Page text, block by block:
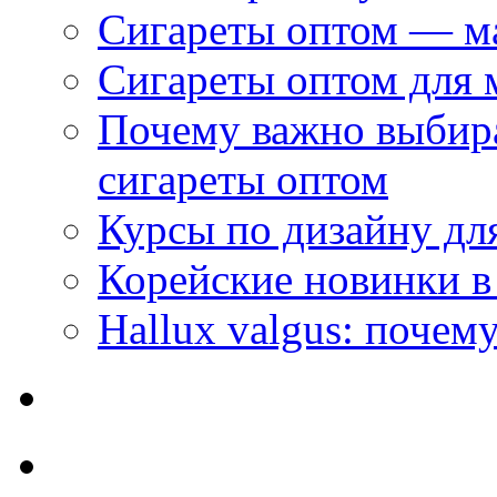
Сигареты оптом —
Сигареты оптом для
Почему важно
сигареты оптом
Курсы по дизайну
Корейские новинки
Hallux valgus: почему